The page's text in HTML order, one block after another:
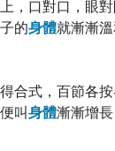
上，口對口，眼
的身體就漸漸溫
合式，百節各
叫身體漸漸增